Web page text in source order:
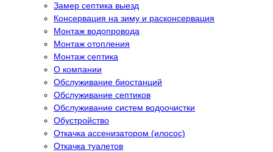
Замер септика выезд
Консервация на зиму и расконсервация
Монтаж водопровода
Монтаж отопления
Монтаж септика
О компании
Обслуживание биостанций
Обслуживание септиков
Обслуживание систем водоочистки
Обустройство
Откачка ассенизатором (илосос)
Откачка туалетов